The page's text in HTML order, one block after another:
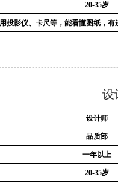
20-35岁
投影仪、卡尺等，能看懂图纸，有
设
设计师
品质部
一年以上
20-35岁